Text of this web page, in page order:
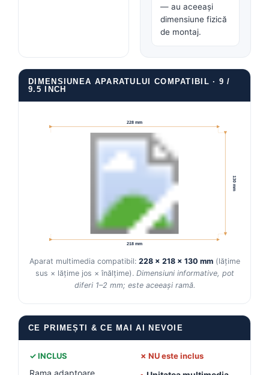
Conectică Suzuki
Conectică Renault
Conectică Kia
— au aceeași
dimensiune fizică
de montaj.
DIMENSIUNEA APARATULUI COMPATIBIL · 9 /
9.5 INCH
228 mm
218 mm
130 mm
Aparat multimedia compatibil: 228 × 218 × 130 mm(lățime
sus × lățime jos × înălțime). Dimensiuni informative, pot
diferi 1–2 mm; este aceeași ramă.
CE PRIMEȘTI & CE MAI AI NEVOIE
✓ INCLUS
Rama adaptoare
✗ NU este inclus